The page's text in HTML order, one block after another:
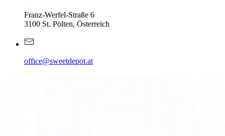
Franz-Werfel-Straße 6
3100 St. Pölten, Österreich
office@sweetdepot.at